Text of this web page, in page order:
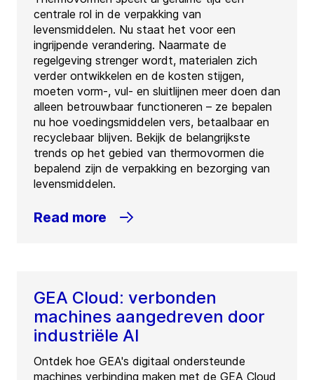
centrale rol in de verpakking van
levensmiddelen. Nu staat het voor een
ingrijpende verandering. Naarmate de
regelgeving strenger wordt, materialen zich
verder ontwikkelen en de kosten stijgen,
moeten vorm-, vul- en sluitlijnen meer doen dan
alleen betrouwbaar functioneren – ze bepalen
nu hoe voedingsmiddelen vers, betaalbaar en
recyclebaar blijven. Bekijk de belangrijkste
trends op het gebied van thermovormen die
bepalend zijn de verpakking en bezorging van
levensmiddelen.
Read more
GEA Cloud: verbonden
machines aangedreven door
industriële AI
Ontdek hoe GEA's digitaal ondersteunde
machines verbinding maken met de GEA Cloud